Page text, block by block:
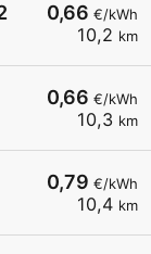
0,66 €/kWh
10,2 km
0,66 €/kWh
10,3 km
0,79 €/kWh
10,4 km